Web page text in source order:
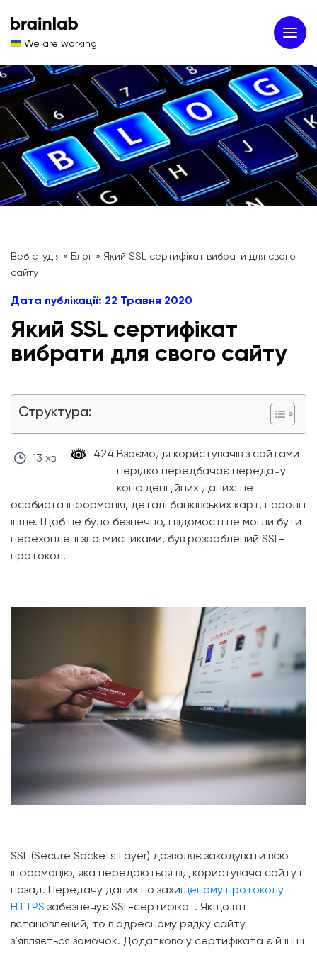
We are working!
Веб студія » Блог » Який SSL сертифікат вибрати для свого
сайту
Дата публікації: 22 Травня 2020
Який SSL сертифікат
вибрати для свого сайту
Структура:
13 хв ‎ 424 ‎ Взаємодія користувачів з сайтами
нерідко передбачає передачу
конфіденційних даних: це
особиста інформація, деталі банківських карт, паролі і
інше. Щоб це було безпечно, і відомості не могли бути
перехоплені зловмисниками, був розроблений SSL-
протокол.
SSL (Secure Sockets Layer) дозволяє закодувати всю
інформацію, яка передаються від користувача сайту і
назад. Передачу даних по захищеному протоколу
HTTPS забезпечує SSL-сертифікат. Якщо він
встановлений, то в адресному рядку сайту
з’являється замочок. Додатково у сертифіката є й інші